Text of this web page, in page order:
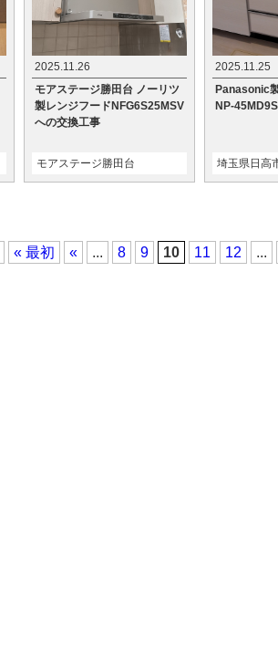
2025.11.26
モアステージ勝田台 ノーリツ
製レンジフードNFG6S25MSV
への交換工事
モアステージ勝田台
2025.11.25
Panasonic
NP-
埼玉県日高
« 最初 « ... 8 9 10 11 12 ...